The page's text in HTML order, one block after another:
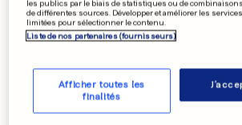
82 53
PUBLICITÉ
les publics par le biais de statistiques ou de
de différentes sources. Développer et améliorer les
limitées pour sélectionner le contenu.
Liste de nos partenaires (fournisseurs)
Afficher toutes les
finalités